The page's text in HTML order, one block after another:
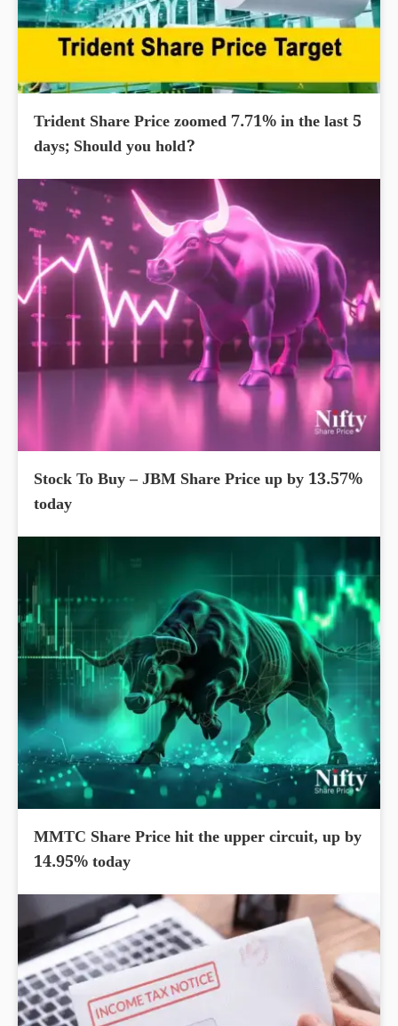
Trident Share Price zoomed 7.71% in the last 5
days; Should you hold?
Stock To Buy – JBM Share Price up by 13.57%
today
MMTC Share Price hit the upper circuit, up by
14.95% today